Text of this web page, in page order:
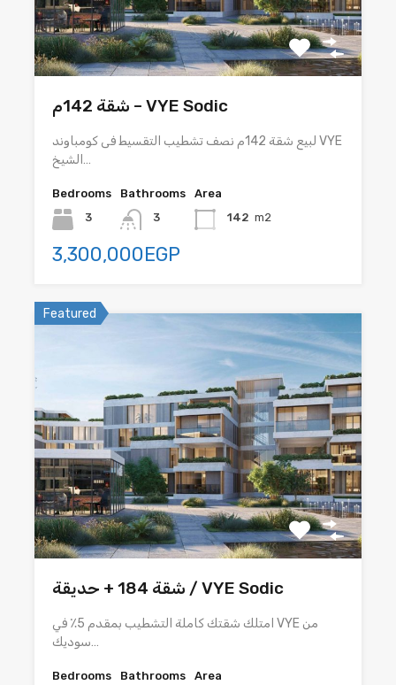
شقة 142م – VYE Sodic
لبيع شقة 142م نصف تشطيب التقسيط فى كومباوند VYE
الشيخ…
Bedrooms
3
Bathrooms
3
Area
142 m2
3,300,000EGP
Featured
شقة 184 + حديقة / VYE Sodic
امتلك شقتك كاملة التشطيب بمقدم 5٪ في VYE من
سوديك…
Bedrooms
Bathrooms
Area